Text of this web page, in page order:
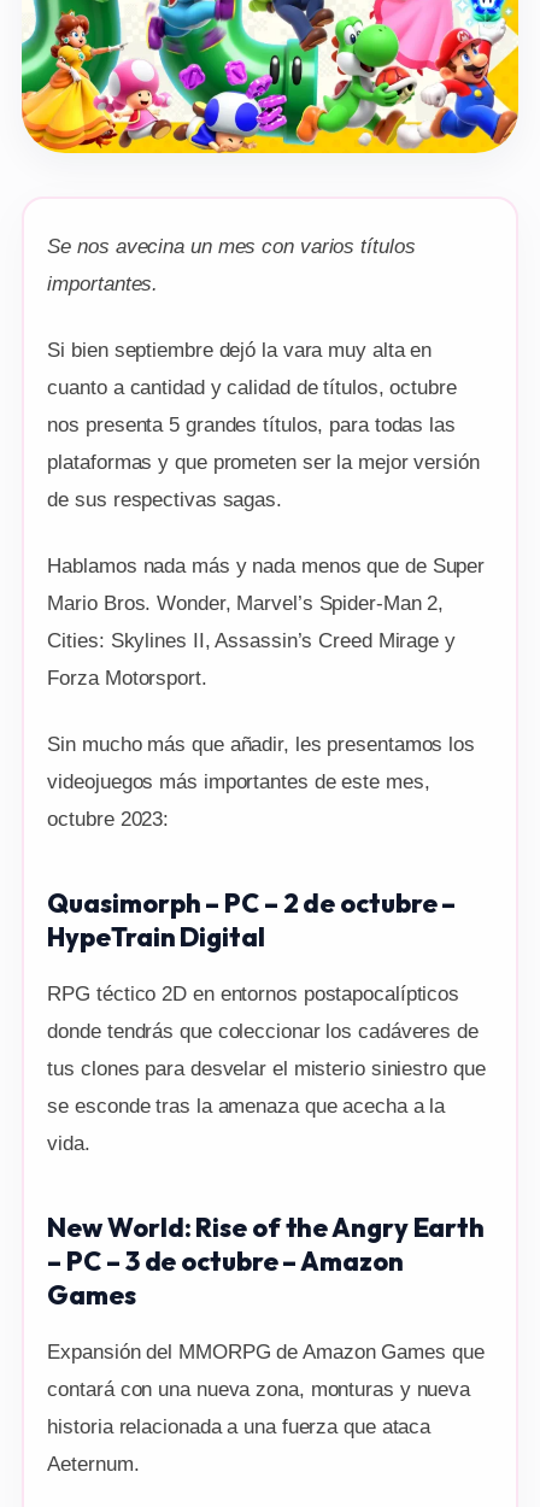
Se nos avecina un mes con varios títulos
importantes.
Si bien septiembre dejó la vara muy alta en
cuanto a cantidad y calidad de títulos, octubre
nos presenta 5 grandes títulos, para todas las
plataformas y que prometen ser la mejor versión
de sus respectivas sagas.
Hablamos nada más y nada menos que de Super
Mario Bros. Wonder, Marvel’s Spider-Man 2,
Cities: Skylines II, Assassin’s Creed Mirage y
Forza Motorsport.
Sin mucho más que añadir, les presentamos los
videojuegos más importantes de este mes,
octubre 2023:
Quasimorph – PC – 2 de octubre –
HypeTrain Digital
RPG téctico 2D en entornos postapocalípticos
donde tendrás que coleccionar los cadáveres de
tus clones para desvelar el misterio siniestro que
se esconde tras la amenaza que acecha a la
vida.
New World: Rise of the Angry Earth
– PC – 3 de octubre – Amazon
Games
Expansión del MMORPG de Amazon Games que
contará con una nueva zona, monturas y nueva
historia relacionada a una fuerza que ataca
Aeternum.